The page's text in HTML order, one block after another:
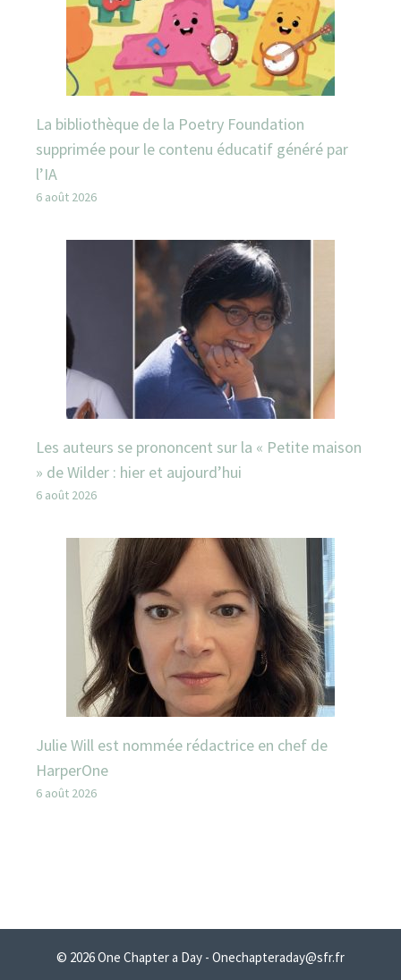
La bibliothèque de la Poetry Foundation
supprimée pour le contenu éducatif généré par
l’IA
6 août 2026
Les auteurs se prononcent sur la « Petite maison
» de Wilder : hier et aujourd’hui
6 août 2026
Julie Will est nommée rédactrice en chef de
HarperOne
6 août 2026
© 2026 One Chapter a Day - Onechapteraday@sfr.fr